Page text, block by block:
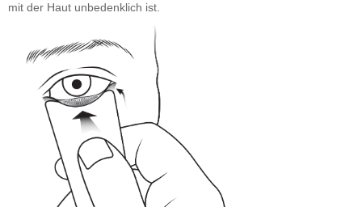
mit der Haut unbedenklich ist.